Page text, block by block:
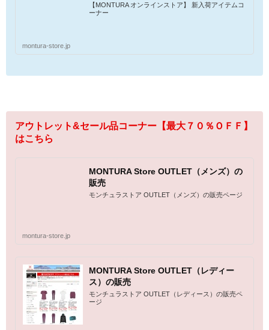
【MONTURA オンラインストア】 新入荷アイテムコ
ーナー
montura-store.jp
アウトレット&セール品コーナー【最大７０％ＯＦＦ】
はこちら
MONTURA Store OUTLET（メンズ）の
販売
モンチュラストア OUTLET（メンズ）の販売ページ
montura-store.jp
MONTURA Store OUTLET（レディー
ス）の販売
モンチュラストア OUTLET（レディース）の販売ペ
ージ